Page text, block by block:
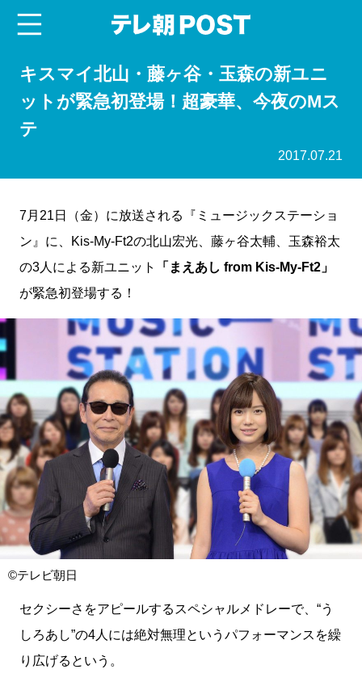
キスマイ北山・藤ヶ谷・玉森の新ユニ
ットが緊急初登場！超豪華、今夜のMス
テ
2017.07.21
7月21日（金）に放送される『ミュージックステーショ
ン』に、Kis-My-Ft2の北山宏光、藤ヶ谷太輔、玉森裕太
の3人による新ユニット
「まえあし from Kis-My-Ft2」
が緊急初登場する！
©テレビ朝日
セクシーさをアピールするスペシャルメドレーで、“う
しろあし”の4人には絶対無理というパフォーマンスを繰
り広げるという。